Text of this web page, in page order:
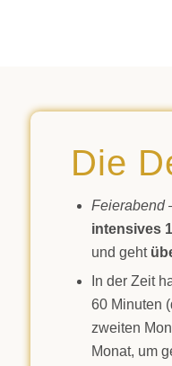
Die
Feierabend
intensives
und geht
In der Zeit
60 Minuten
zweiten
Monat, um